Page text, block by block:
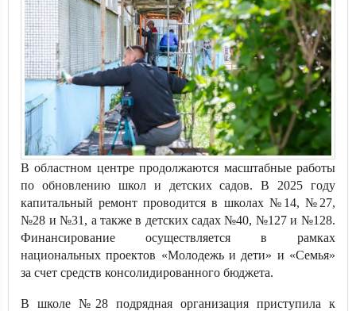
В областном центре продолжаются масштабные работы
по обновлению школ и детских садов. В 2025 году
капитальный ремонт проводится в школах №14, №27,
№28 и №31, а также в детских садах №40, №127 и №128.
Финансирование осуществляется в рамках
национальных проектов «Молодежь и дети» и «Семья»
за счет средств консолидированного бюджета.
В школе №28 подрядная организация приступила к